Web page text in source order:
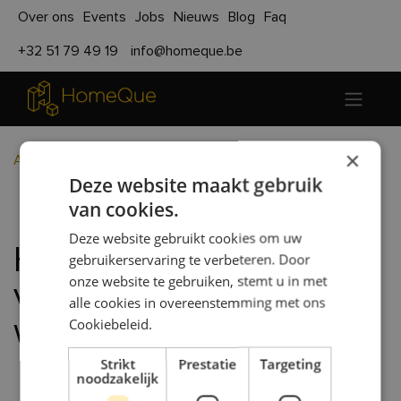
Over ons Events Jobs Nieuws Blog Faq
+32 51 79 49 19 info@homeque.be
Alle blogs
HomeQue garandeert vaste prijs voor nieuwe woningen
HomeQue garandeert
vaste prijs voor nieuwe
woningen
×
Deze website maakt gebruik
van cookies.
Deze website gebruikt cookies om uw
gebruikerservaring te verbeteren. Door
onze website te gebruiken, stemt u in met
alle cookies in overeenstemming met ons
Cookiebeleid.
Strikt
noodzakelijk
Prestatie Targeting